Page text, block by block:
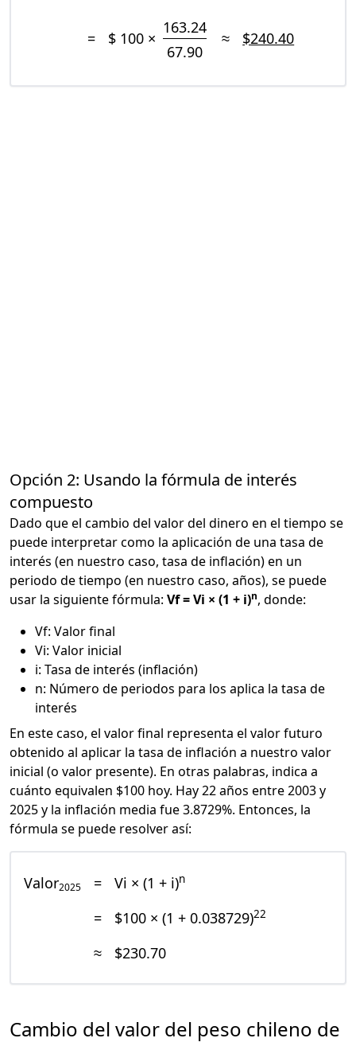
= $ 100 ×
163.24
67.90
≈ $240.40
Opción 2: Usando la fórmula de interés
compuesto
Dado que el cambio del valor del dinero en el tiempo se
puede interpretar como la aplicación de una tasa de
interés (en nuestro caso, tasa de inflación) en un
periodo de tiempo (en nuestro caso, años), se puede
usar la siguiente fórmula: Vf = Vi × (1 + i)n, donde:
Vf: Valor final
Vi: Valor inicial
i: Tasa de interés (inflación)
n: Número de periodos para los aplica la tasa de
interés
En este caso, el valor final representa el valor futuro
obtenido al aplicar la tasa de inflación a nuestro valor
inicial (o valor presente). En otras palabras, indica a
cuánto equivalen $100 hoy. Hay 22 años entre 2003 y
2025 y la inflación media fue 3.8729%. Entonces, la
fórmula se puede resolver así:
Valor2025 = Vi × (1 + i)n
= $100 × (1 + 0.038729)22
≈ $230.70
Cambio del valor del peso chileno de